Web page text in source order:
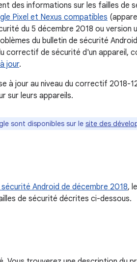
des informations sur les failles de
Pixel et Nexus compatibles
du 5 décembre 2018 ou version
du bulletin de sécurité
correctif de sécurité d'un appareil,
jour.
à jour au niveau du correctif 2018-
sur leurs appareils.
sont disponibles sur le site des
Android de décembre 2018,
de sécurité décrites ci-dessous.